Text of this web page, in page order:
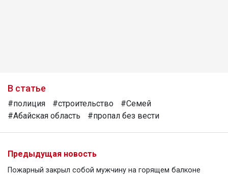
В статье
#полиция #строительство
#Семей
#Абайская область
#пропал без вести
Предыдущая новость
Пожарный закрыл собой мужчину на горящем балконе